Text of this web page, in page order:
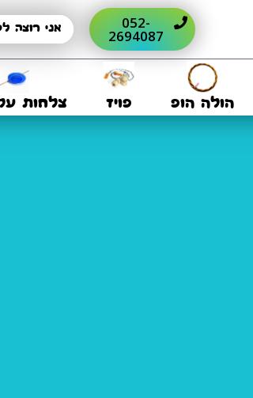
052-
2694087
הולה הופ פויז צלחות